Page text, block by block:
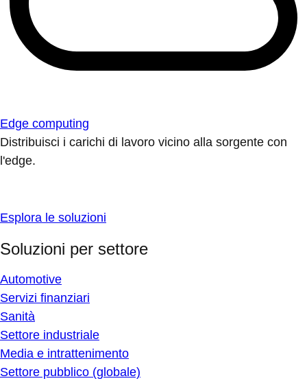
Edge computing
Distribuisci i carichi di lavoro vicino alla sorgente con
l'edge.
Esplora le soluzioni
Soluzioni per settore
Automotive
Servizi finanziari
Sanità
Settore industriale
Media e intrattenimento
Settore pubblico (globale)